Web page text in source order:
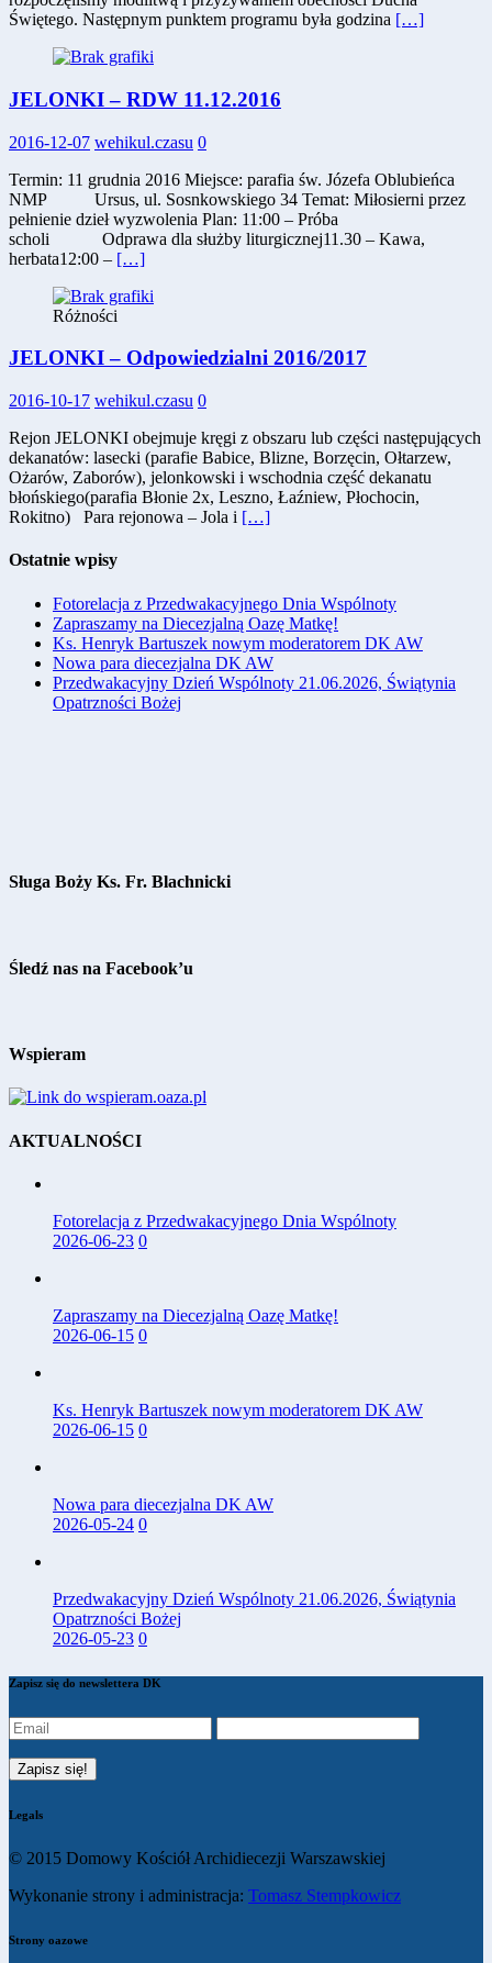
Świętego. Następnym punktem programu była godzina […]
JELONKI – RDW 11.12.2016
2016-12-07 wehikul.czasu 0
Termin: 11 grudnia 2016 Miejsce: parafia św. Józefa Oblubieńca
NMP Ursus, ul. Sosnkowskiego 34 Temat: Miłosierni przez
pełnienie dzieł wyzwolenia Plan: 11:00 – Próba
scholi Odprawa dla służby liturgicznej11.30 – Kawa,
herbata12:00 – […]
Różności
JELONKI – Odpowiedzialni 2016/2017
2016-10-17 wehikul.czasu 0
Rejon JELONKI obejmuje kręgi z obszaru lub części następujących
dekanatów: lasecki (parafie Babice, Blizne, Borzęcin, Ołtarzew,
Ożarów, Zaborów), jelonkowski i wschodnia część dekanatu
błońskiego(parafia Błonie 2x, Leszno, Łaźniew, Płochocin,
Rokitno) Para rejonowa – Jola i […]
Ostatnie wpisy
Fotorelacja z Przedwakacyjnego Dnia Wspólnoty
Zapraszamy na Diecezjalną Oazę Matkę!
Ks. Henryk Bartuszek nowym moderatorem DK AW
Nowa para diecezjalna DK AW
Przedwakacyjny Dzień Wspólnoty 21.06.2026, Świątynia
Opatrzności Bożej
Sługa Boży Ks. Fr. Blachnicki
Śledź nas na Facebook’u
Wspieram
AKTUALNOŚCI
Fotorelacja z Przedwakacyjnego Dnia Wspólnoty
2026-06-23 0
Zapraszamy na Diecezjalną Oazę Matkę!
2026-06-15 0
Ks. Henryk Bartuszek nowym moderatorem DK AW
2026-06-15 0
Nowa para diecezjalna DK AW
2026-05-24 0
Przedwakacyjny Dzień Wspólnoty 21.06.2026, Świątynia
Opatrzności Bożej
2026-05-23 0
Zapisz się do newslettera DK
Legals
© 2015 Domowy Kościół Archidiecezji Warszawskiej
Wykonanie strony i administracja: Tomasz Stempkowicz
Strony oazowe